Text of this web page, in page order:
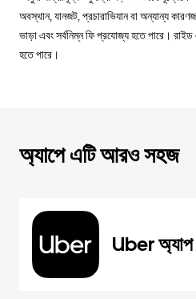
অবস্থান, যানজট, প্রচারাভিযান বা অন্যান্য
ভাড়া এবং সর্বনিম্ন ফি প্রযোজ্য হতে পারে।
হতে পারে।
অ্যাপে এটি আরও সহজ
Uber